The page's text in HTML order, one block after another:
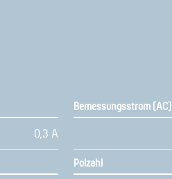
0,3 A
Bemessungsstrom (AC)
Polzahl